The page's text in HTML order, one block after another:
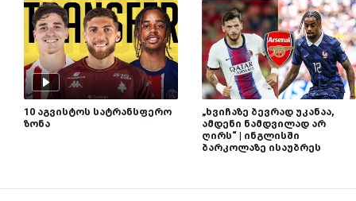
10 აგვისტოს სატრანსფერო
ზონა
„ხვიჩაზე ბევრად უკანაა,
ამდენი ნამდვილად არ
ღირს“ | ინგლისში
ბარკოლაზე ისაუბრეს